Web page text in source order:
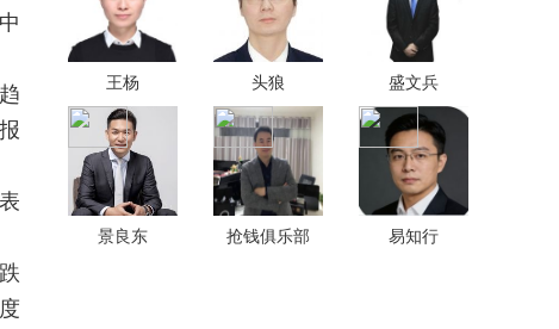
王杨 头狼 盛文兵
景良东 抢钱俱乐部 易知行